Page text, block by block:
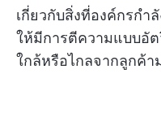
เกี่ยวกับสิ่งที่องค์กรกำ
ให้มีการตีความแบบอั
ใกล้หรือไกลจากลูกค้า